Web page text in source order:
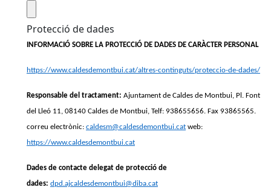
Protecció de dades
INFORMACIÓ SOBRE LA PROTECCIÓ DE DADES DE CARÀCTER PERSONAL
https://www.caldesdemontbui.cat/altres-continguts/proteccio-de-dades/
Responsable del tractament: Ajuntament de Caldes de Montbui, Pl. Font
del Lleó 11, 08140 Caldes de Montbui, Telf: 938655656. Fax 93865565.
correu electrònic: caldesm@caldesdemontbui.cat web:
https://www.caldesdemontbui.cat
Dades de contacte delegat de protecció de
dades: dpd.ajcaldesdemontbui@diba.cat